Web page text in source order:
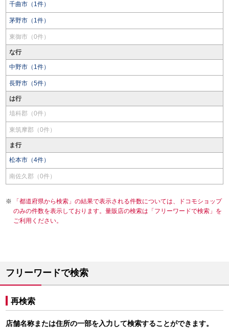
千曲市（1件）
茅野市（1件）
東御市（0件）
な行
中野市（1件）
長野市（5件）
は行
埴科郡（0件）
東筑摩郡（0件）
ま行
松本市（4件）
南佐久郡（0件）
「都道府県から検索」の結果で表示される件数については、ドコモショップ
のみの件数を表示しております。量販店の検索は「フリーワードで検索」を
ご利用ください。
フリーワードで検索
再検索
店舗名称または住所の一部を入力して検索することができます。